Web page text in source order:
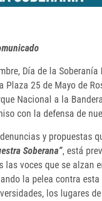
Día de la
Plaza 25 de Mayo de
Nacional a la
con la defensa de
y propuestas
Soberana”, está
las voces que se alzan
la pelea contra
los lugares